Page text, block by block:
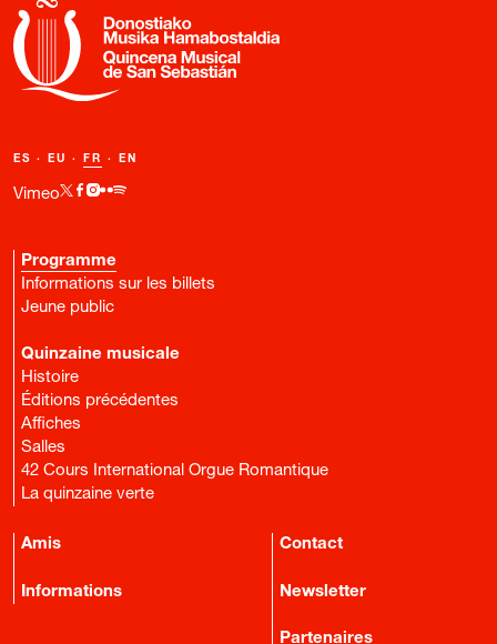
Vimeo
ES · EU · FR · EN
Programme
Informations sur les billets
Jeune public
Quinzaine musicale
Histoire
Éditions précédentes
Affiches
Salles
42 Cours International Orgue Romantique
La quinzaine verte
Amis
Informations
Contact
Newsletter
Partenaires